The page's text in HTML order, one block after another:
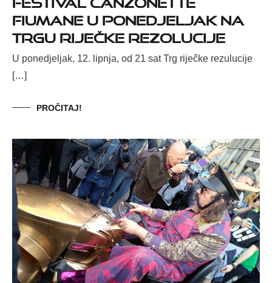
Fiumane u ponedjeljak na
Trgu riječke rezolucije
U ponedjeljak, 12. lipnja, od 21 sat Trg riječke rezulucije
[…]
PROČITAJ!